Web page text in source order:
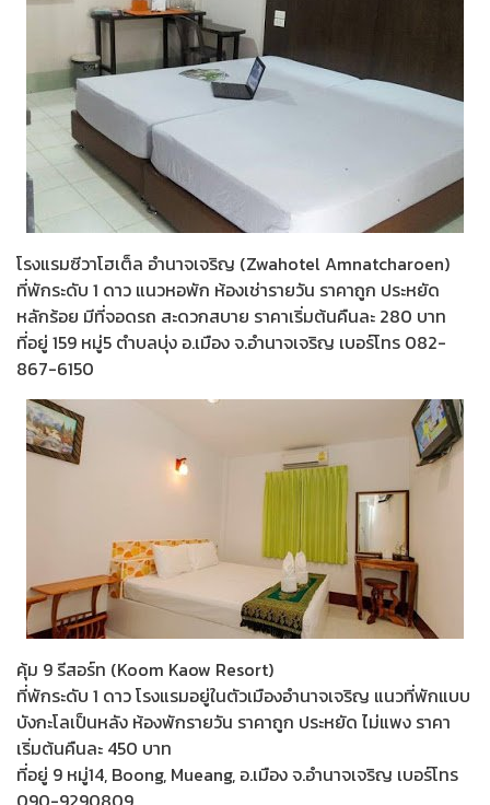
โรงแรมซีวาโฮเต็ล อำนาจเจริญ (Zwahotel Amnatcharoen)
ที่พักระดับ 1 ดาว แนวหอพัก ห้องเช่ารายวัน ราคาถูก ประหยัด
หลักร้อย มีที่จอดรถ สะดวกสบาย ราคาเริ่มต้นคืนละ 280 บาท
ที่อยู่ 159 หมู่5 ตำบลบุ่ง อ.เมือง จ.อำนาจเจริญ เบอร์โทร 082-
867-6150
คุ้ม 9 รีสอร์ท (Koom Kaow Resort)
ที่พักระดับ 1 ดาว โรงแรมอยู่ในตัวเมืองอำนาจเจริญ แนวที่พักแบบ
บังกะโลเป็นหลัง ห้องพักรายวัน ราคาถูก ประหยัด ไม่แพง ราคา
เริ่มต้นคืนละ 450 บาท
ที่อยู่ 9 หมู่14, Boong, Mueang, อ.เมือง จ.อำนาจเจริญ เบอร์โทร